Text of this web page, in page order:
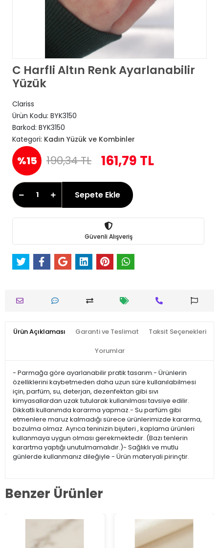
C Harfli Altın Renk Ayarlanabilir
Yüzük
Clariss
Ürün Kodu: BYK3150
Barkod: BYK3150
Kategori: Kadın Yüzük ve Kombinler
%15 190,34 TL 161,79 TL
Sepete Ekle
Güvenli Alışveriş
Ürün Açıklaması Garanti ve Teslimat Taksit Seçenekleri
Yorumlar
- Parmağa göre ayarlanabilir pratik tasarım.- Ürünlerin
özelliklerini kaybetmeden daha uzun süre kullanılabilmesi
için, parfüm, su, deterjan, dezenfektan gibi sıvı
kimyasallardan uzak tutularak kullanılması tavsiye edilir.
Dikkatli kullanımda kararma yapmaz.- Su parfüm gibi
etmenlere maruz kalmadığı sürece ürünlerimizde kararma,
bozulma olmaz. Ayrıca teninizin bijuteri , kaplama ürünleri
kullanmaya uygun olması gerekmektedir. (Bazı tenlerin
karartma yaptığı unutulmamalıdır.)- Sağlıklı ve mutlu
günlerde kullanmanız dileğiyle - Ürün materyali pirinçtir.
Benzer Ürünler